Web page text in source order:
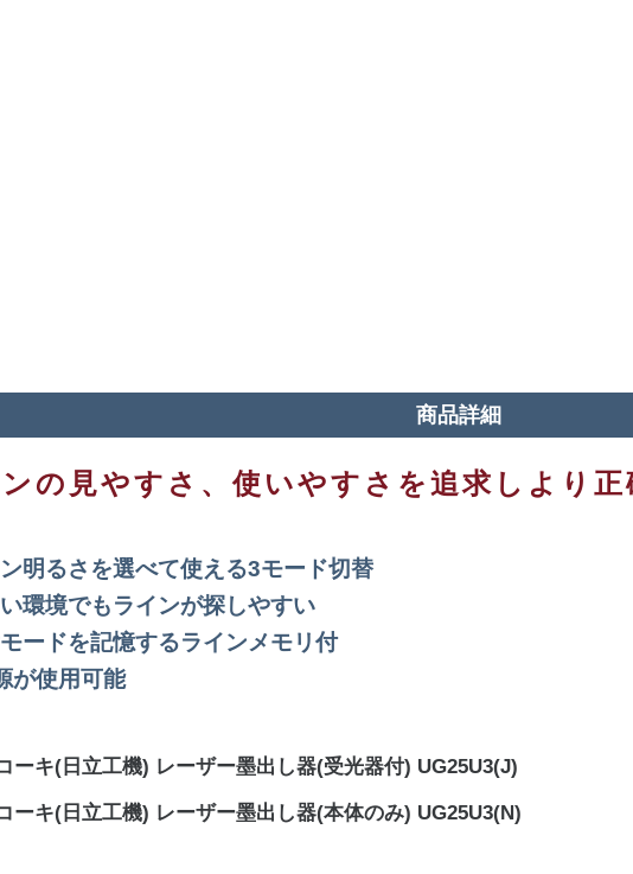
商品詳細
の見やすさ、使いやすさを追求しより
明るさを選べて使える3モード切替
環境でもラインが探しやすい
ードを記憶するラインメモリ付
が使用可能
ーキ(日立工機) レーザー墨出し器(受光器付) UG25U3(J)
ーキ(日立工機) レーザー墨出し器(本体のみ) UG25U3(N)